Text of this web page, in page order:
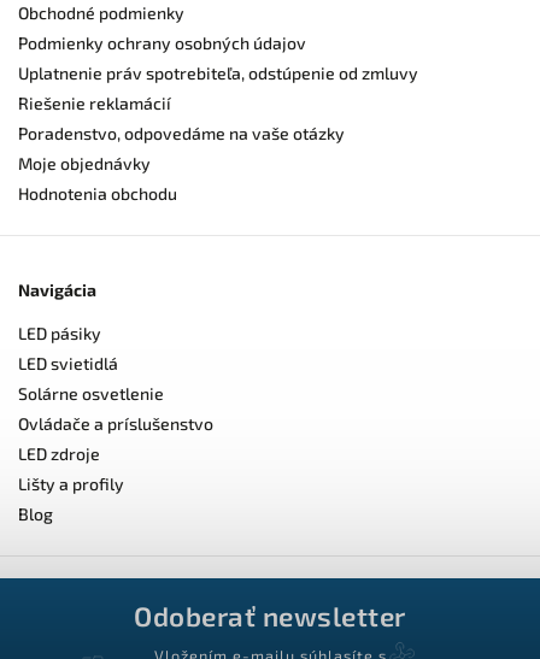
Obchodné podmienky
Podmienky ochrany osobných údajov
Uplatnenie práv spotrebiteľa, odstúpenie od zmluvy
Riešenie reklamácií
Poradenstvo, odpovedáme na vaše otázky
Moje objednávky
Hodnotenia obchodu
Navigácia
LED pásiky
LED svietidlá
Solárne osvetlenie
Ovládače a príslušenstvo
LED zdroje
Lišty a profily
Blog
Odoberať newsletter